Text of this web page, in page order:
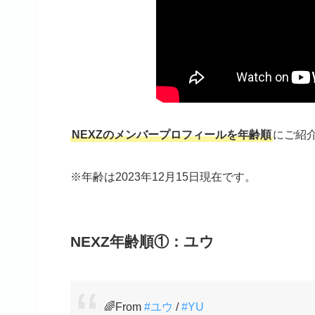
NEXZのメンバープロフィールを年齢順にご紹
※年齢は2023年12月15日現在です。
NEXZ年齢順①：ユウ
🌈From #ユウ /#YU